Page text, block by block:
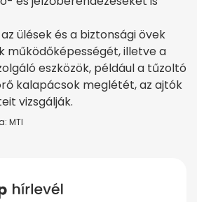
ülések és a biztonsági övek
működőképességét, illetve a
eszközök, például a tűzoltó
kalapácsok meglétét, az ajtók
vizsgálják.
MTI